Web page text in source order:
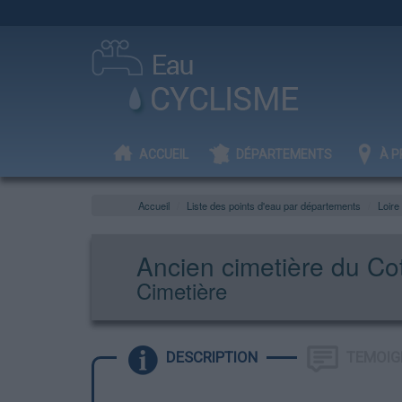
ACCUEIL DÉPARTEMENTS À
Accueil Liste des points d'eau par départements Loire
Ancien cimetière du
Cimetière
DESCRIPTION